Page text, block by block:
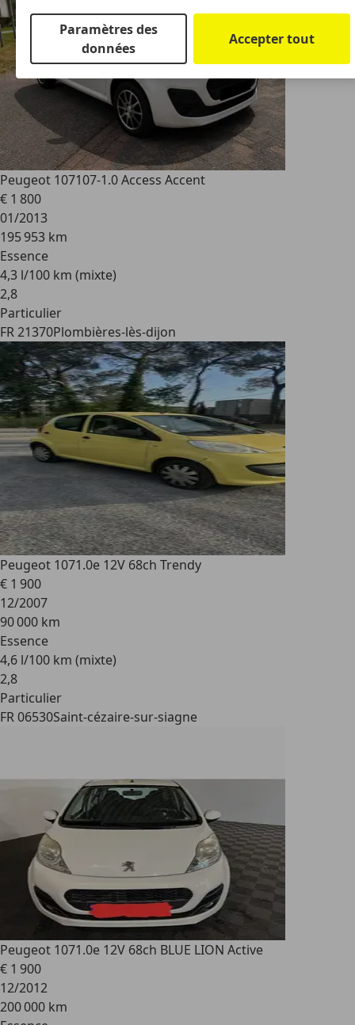
Peugeot 107107-1.0 Access Accent
€ 1 800
01/2013
195 953 km
Essence
4,3 l/100 km (mixte)
2,8
Particulier
FR 21370Plombières-lès-dijon
Peugeot 1071.0e 12V 68ch Trendy
€ 1 900
12/2007
90 000 km
Essence
4,6 l/100 km (mixte)
2,8
Particulier
FR 06530Saint-cézaire-sur-siagne
Peugeot 1071.0e 12V 68ch BLUE LION Active
€ 1 900
12/2012
200 000 km
Paramètres des
données
Accepter tout